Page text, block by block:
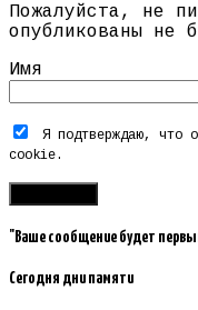
Пожалуйста, не
опубликованы не
Имя
Я подтверждаю, что
cookie.
"Ваше сообщение будет
Сегодня дни памяти